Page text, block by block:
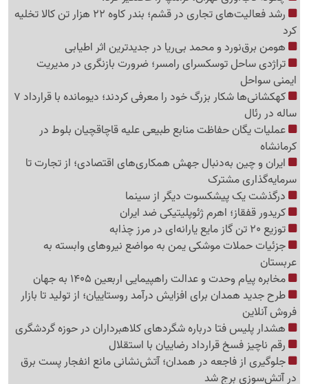
رشد فعالیت‌های تجاری در قشم؛ بندر کاوه 22 هزار تن کالا تخلیه
کرد
هومن برق‌نورد و محمد بی‌ریا در جدیدترین اثر اطیابی
تراژدی ساحل توسکسرای رامسر؛ ضرورت بازنگری در مدیریت
ایمنی سواحل
کهکشانی‌ها شکار بزرگ خود را معرفی کردند؛ دیومانده با قرارداد 7
ساله در رئال
عملیات یگان حفاظت منابع طبیعی علیه قاچاقچیان بلوط در
کرمانشاه
ایران و چین به‌دنبال جهش همکاری‌های اقتصادی؛ از تجارت تا
سرمایه‌گذاری مشترک
درگذشت یک پیشکسوت دیگر از سینما
کریدور قفقاز؛ اهرم ژئوپلیتیکی ضد ایران
توزیع 20 تن گاز مایع یارانه‌ای در مرز چذابه
جزئیات حملات موشکی یمن به مواضع نیروهای وابسته به
عربستان
مخابره پیام وحدت و عدالت راهپیمایی اربعین 1405 به جهان
طرح جدید همدان برای افزایش درآمد روستاییان؛ از تولید تا بازار
فروش آنلاین
هشدار پلیس فتا درباره شگردهای کلاهبرداران در حوزه گردشگری
رقم ناچیز فسخ قرارداد رضاییان با استقلال
جلوگیری از فاجعه در همدان؛ آتش‌نشانی مانع انفجار پست برق
در آتش‌سوزی برج شد